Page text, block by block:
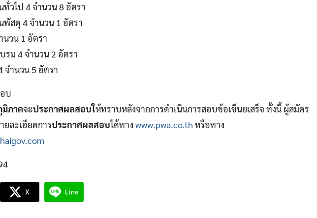
ทั่วไป 4 จำนวน 8 อัตรา
พัสดุ 4 จำนวน 1 อัตรา
นวน 1 อัตรา
รม 4 จำนวน 2 อัตรา
จำนวน 5 อัตรา
บ
ภาคจะประกาศผลสอบให้ทราบหลังจากการดำเนินการสอบข้อเขีนยเสร็จ ทั้งนี้ ผู้สมัคร
ยละเอียดการประกาศผลสอบได้ทาง www.pwa.co.th หรือทาง
X Line